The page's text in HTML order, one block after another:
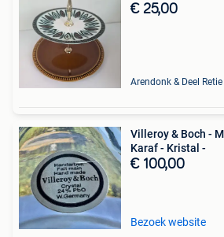
€ 25,00
Arendonk & Deel Retie
Villeroy & Boch -
Karaf - Kristal -
€ 100,00
Bezoek website